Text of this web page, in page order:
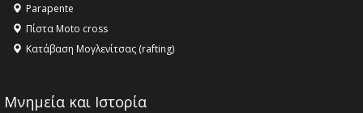
όμορφο θερινό σινεμά της Ελλάδας!
Parapente
Πίστα Moto cross
Κατάβαση Μογλενίτσας (rafting)
Μνημεία και Ιστορία